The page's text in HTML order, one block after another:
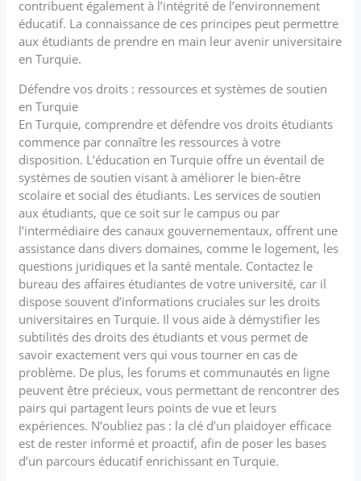
contribuent également à l’intégrité de l’environnement
éducatif. La connaissance de ces principes peut permettre
aux étudiants de prendre en main leur avenir universitaire
en Turquie.
Défendre vos droits : ressources et systèmes de soutien
en Turquie
En Turquie, comprendre et défendre vos droits étudiants
commence par connaître les ressources à votre
disposition. L’éducation en Turquie offre un éventail de
systèmes de soutien visant à améliorer le bien-être
scolaire et social des étudiants. Les services de soutien
aux étudiants, que ce soit sur le campus ou par
l’intermédiaire des canaux gouvernementaux, offrent une
assistance dans divers domaines, comme le logement, les
questions juridiques et la santé mentale. Contactez le
bureau des affaires étudiantes de votre université, car il
dispose souvent d’informations cruciales sur les droits
universitaires en Turquie. Il vous aide à démystifier les
subtilités des droits des étudiants et vous permet de
savoir exactement vers qui vous tourner en cas de
problème. De plus, les forums et communautés en ligne
peuvent être précieux, vous permettant de rencontrer des
pairs qui partagent leurs points de vue et leurs
expériences. N’oubliez pas : la clé d’un plaidoyer efficace
est de rester informé et proactif, afin de poser les bases
d’un parcours éducatif enrichissant en Turquie.